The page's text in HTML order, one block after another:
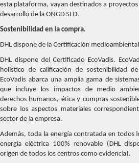
esta plataforma, vayan destinados a
desarrollo de la ONGD SED.
Sostenibilidad en la compra.
DHL dispone de la Certificación
DHL dispone del Certificado EcoVadis.
holístico de calificación de sostenibilidad
EcoVadis abarca una amplia gama de
que incluye los impactos de medio
derechos humanos, ética y compras
sobre los aspectos materiales
sector de la empresa.
Además, toda la energía contratada en todos
energía eléctrica 100% renovable (DHL
origen de todos los centros como evidencia).